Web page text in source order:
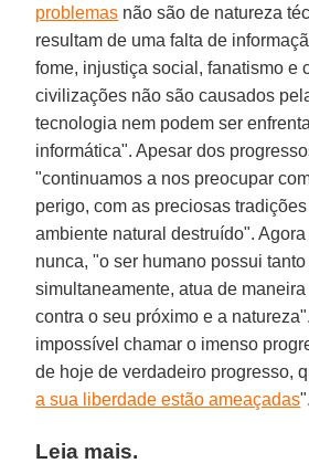
problemas não são de natureza
resultam de uma falta de
fome, injustiça social, fanatismo e
civilizações não são causados
tecnologia nem podem ser
informática". Apesar dos
"continuamos a nos preocupar
perigo, com as preciosas
ambiente natural destruído".
nunca, "o ser humano possui
simultaneamente, atua de
contra o seu próximo e a
impossível chamar o imenso
de hoje de verdadeiro progresso,
a sua liberdade estão ameaçadas".
Leia mais.